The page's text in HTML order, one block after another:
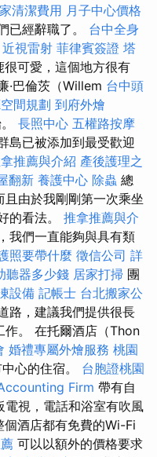
清潔費用 月子中心價格
已經辭職了。 台中全身
近視雷射 菲律賓簽證 塔
很可愛，這個地方很有
·巴倫茨（Willem 台中頭
間規劃 到府外燴
長照中心 五權路按摩
島已被添加到最受歡迎
推薦與介紹 產後護理之
翻新 養護中心 除蟲 總
由於我剛剛第一次乘坐
的看法。 推拿推薦與介
我們一直能夠與具有類
照要帶什麼 徵信公司 詳
聽器多少錢 居家打掃 團
設備 記帳士 台北搬家公
路，建議我們提供很長
作。 在托爾酒店（Thon
婚禮專屬外燴服務 桃園
心的住宿。 台胞證桃園
Firm 帶有自
電視，電話和浴室有吹風
個酒店都有免費的Wi-Fi
可以以額外的價格要求